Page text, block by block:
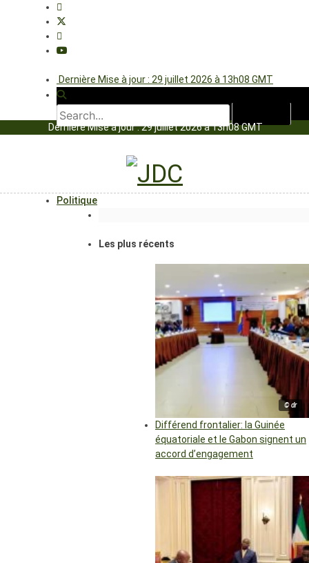
Dernière Mise à jour : 29 juillet 2026 à 13h08 GMT
Dernière Mise à jour : 29 juillet 2026 à 13h08 GMT
Politique
Les plus récents
© dr
Différend frontalier: la Guinée
équatoriale et le Gabon signent un
accord d’engagement